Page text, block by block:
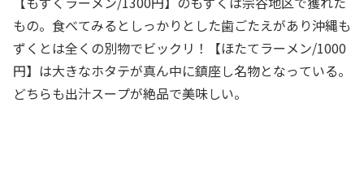
もの。食べてみるとしっかりとした歯ごたえがあり沖縄も
ずくとは全くの別物でビックリ！【ほたてラーメン/1000
円】は大きなホタテが真ん中に鎮座し名物となっている。
どちらも出汁スープが絶品で美味しい。